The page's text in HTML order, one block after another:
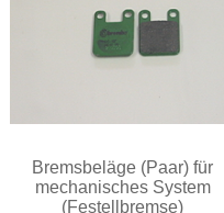
Bremsbeläge (Paar) für
mechanisches System
(Festellbremse)